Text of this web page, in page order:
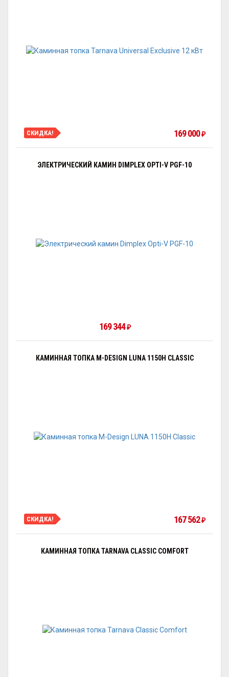
СКИДКА! 169 000₽
ЭЛЕКТРИЧЕСКИЙ КАМИН DIMPLEX OPTI-V PGF-10
169 344₽
КАМИННАЯ ТОПКА M-DESIGN LUNA 1150H CLASSIC
СКИДКА! 167 562₽
КАМИННАЯ ТОПКА TARNAVA CLASSIC COMFORT